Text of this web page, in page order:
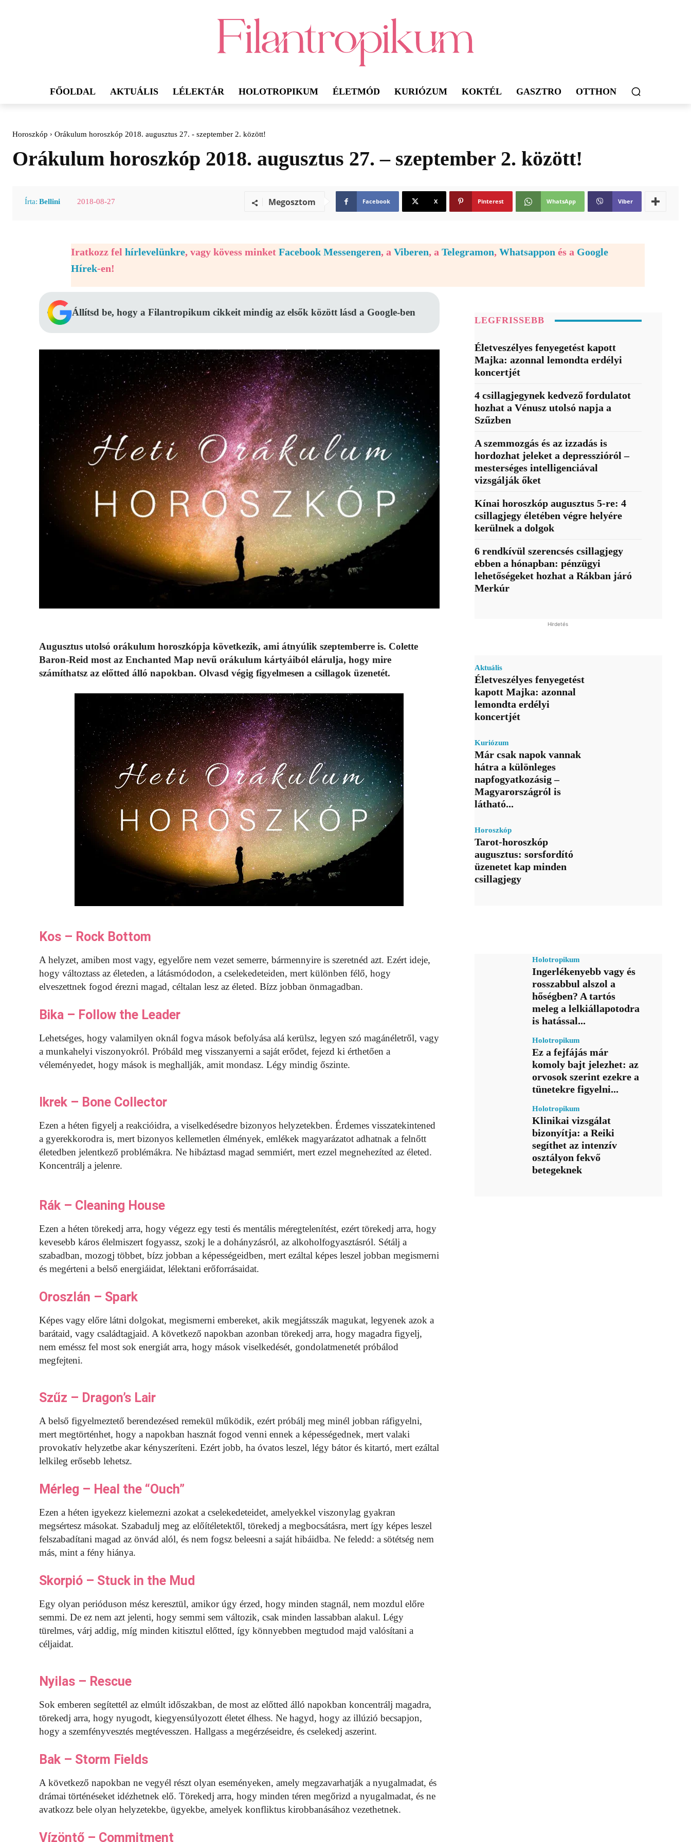
FŐOLDAL AKTUÁLIS LÉLEKTÁR HOLOTROPIKUM ÉLETMÓD KURIÓZUM KOKTÉL GASZTRO OTTHON
Horoszkóp Orákulum horoszkóp 2018. augusztus 27. - szeptember 2. között!
Orákulum horoszkóp 2018. augusztus 27. – szeptember 2. között!
Írta: Bellini 2018-08-27 Megosztom Facebook X Pinterest WhatsApp Viber
Iratkozz fel hírlevelünkre, vagy kövess minket Facebook Messengeren, a Viberen, a Telegramon, Whatsappon és a Google
Hírek-en!
Állítsd be, hogy a Filantropikum cikkeit mindig az elsők között lásd a Google-ben
Augusztus utolsó orákulum horoszkópja következik, ami átnyúlik szeptemberre is. Colette
Baron-Reid most az Enchanted Map nevű orákulum kártyáiból elárulja, hogy mire
számíthatsz az előtted álló napokban. Olvasd végig figyelmesen a csillagok üzenetét.
Kos – Rock Bottom
A helyzet, amiben most vagy, egyelőre nem vezet semerre, bármennyire is szeretnéd azt. Ezért ideje,
hogy változtass az életeden, a látásmódodon, a cselekedeteiden, mert különben félő, hogy
elveszettnek fogod érezni magad, céltalan lesz az életed. Bízz jobban önmagadban.
Bika – Follow the Leader
Lehetséges, hogy valamilyen oknál fogva mások befolyása alá kerülsz, legyen szó magánéletről, vagy
a munkahelyi viszonyokról. Próbáld meg visszanyerni a saját erődet, fejezd ki érthetően a
véleményedet, hogy mások is meghallják, amit mondasz. Légy mindig őszinte.
Ikrek – Bone Collector
Ezen a héten figyelj a reakcióidra, a viselkedésedre bizonyos helyzetekben. Érdemes visszatekintened
a gyerekkorodra is, mert bizonyos kellemetlen élmények, emlékek magyarázatot adhatnak a felnőtt
életedben jelentkező problémákra. Ne hibáztasd magad semmiért, mert ezzel megnehezíted az életed.
Koncentrálj a jelenre.
Rák – Cleaning House
Ezen a héten törekedj arra, hogy végezz egy testi és mentális méregtelenítést, ezért törekedj arra, hogy
kevesebb káros élelmiszert fogyassz, szokj le a dohányzásról, az alkoholfogyasztásról. Sétálj a
szabadban, mozogj többet, bízz jobban a képességeidben, mert ezáltal képes leszel jobban megismerni
és megérteni a belső energiáidat, lélektani erőforrásaidat.
Oroszlán – Spark
Képes vagy előre látni dolgokat, megismerni embereket, akik megjátsszák magukat, legyenek azok a
barátaid, vagy családtagjaid. A következő napokban azonban törekedj arra, hogy magadra figyelj,
nem eméssz fel most sok energiát arra, hogy mások viselkedését, gondolatmenetét próbálod
megfejteni.
Szűz – Dragon’s Lair
A belső figyelmeztető berendezésed remekül működik, ezért próbálj meg minél jobban ráfigyelni,
mert megtörténhet, hogy a napokban hasznát fogod venni ennek a képességednek, mert valaki
provokatív helyzetbe akar kényszeríteni. Ezért jobb, ha óvatos leszel, légy bátor és kitartó, mert ezáltal
lelkileg erősebb lehetsz.
Mérleg – Heal the “Ouch”
Ezen a héten igyekezz kielemezni azokat a cselekedeteidet, amelyekkel viszonylag gyakran
megsértesz másokat. Szabadulj meg az előítéletektől, törekedj a megbocsátásra, mert így képes leszel
felszabadítani magad az önvád alól, és nem fogsz beleesni a saját hibáidba. Ne feledd: a sötétség nem
más, mint a fény hiánya.
Skorpió – Stuck in the Mud
Egy olyan perióduson mész keresztül, amikor úgy érzed, hogy minden stagnál, nem mozdul előre
semmi. De ez nem azt jelenti, hogy semmi sem változik, csak minden lassabban alakul. Légy
türelmes, várj addig, míg minden kitisztul előtted, így könnyebben megtudod majd valósítani a
céljaidat.
Nyilas – Rescue
Sok emberen segítettél az elmúlt időszakban, de most az előtted álló napokban koncentrálj magadra,
törekedj arra, hogy nyugodt, kiegyensúlyozott életet élhess. Ne hagyd, hogy az illúzió becsapjon,
hogy a szemfényvesztés megtévesszen. Hallgass a megérzéseidre, és cselekedj aszerint.
Bak – Storm Fields
A következő napokban ne vegyél részt olyan eseményeken, amely megzavarhatják a nyugalmadat, és
drámai történéseket idézhetnek elő. Törekedj arra, hogy minden téren megőrizd a nyugalmadat, és ne
avatkozz bele olyan helyzetekbe, ügyekbe, amelyek konfliktus kirobbanásához vezethetnek.
Vízöntő – Commitment
LEGFRISSEBB
Életveszélyes fenyegetést kapott
Majka: azonnal lemondta erdélyi
koncertjét
4 csillagjegynek kedvező fordulatot
hozhat a Vénusz utolsó napja a
Szűzben
A szemmozgás és az izzadás is
hordozhat jeleket a depresszióról –
mesterséges intelligenciával
vizsgálják őket
Kínai horoszkóp augusztus 5-re: 4
csillagjegy életében végre helyére
kerülnek a dolgok
6 rendkívül szerencsés csillagjegy
ebben a hónapban: pénzügyi
lehetőségeket hozhat a Rákban járó
Merkúr
Hirdetés
Aktuális
Életveszélyes fenyegetést
kapott Majka: azonnal
lemondta erdélyi
koncertjét
Kuriózum
Már csak napok vannak
hátra a különleges
napfogyatkozásig –
Magyarországról is
látható...
Horoszkóp
Tarot-horoszkóp
augusztus: sorsfordító
üzenetet kap minden
csillagjegy
Holotropikum
Ingerlékenyebb vagy és
rosszabbul alszol a
hőségben? A tartós
meleg a lelkiállapotodra
is hatással...
Holotropikum
Ez a fejfájás már
komoly bajt jelezhet: az
orvosok szerint ezekre a
tünetekre figyelni...
Holotropikum
Klinikai vizsgálat
bizonyítja: a Reiki
segíthet az intenzív
osztályon fekvő
betegeknek